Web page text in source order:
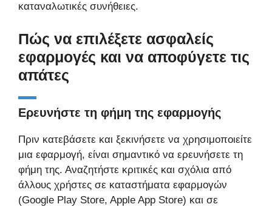
καταναλωτικές συνήθειες.
Πώς να επιλέξετε ασφαλείς
εφαρμογές και να αποφύγετε τις
απάτες
Ερευνήστε τη φήμη της εφαρμογής
Πριν κατεβάσετε και ξεκινήσετε να χρησιμοποιείτε
μια εφαρμογή, είναι σημαντικό να ερευνήσετε τη
φήμη της. Αναζητήστε κριτικές και σχόλια από
άλλους χρήστες σε καταστήματα εφαρμογών
(Google Play Store, Apple App Store) και σε